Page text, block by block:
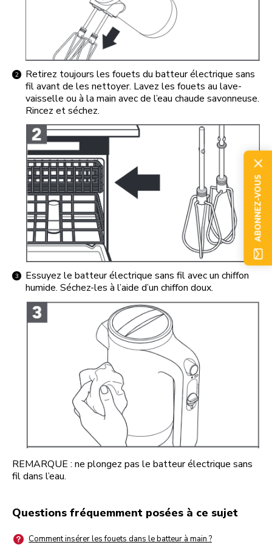
Retirez toujours les fouets du batteur électrique sans
fil avant de les nettoyer. Lavez les fouets au lave-
vaisselle ou à la main avec de l’eau chaude savonneuse.
Rincez et séchez.
Essuyez le batteur électrique sans fil avec un chiffon
humide. Séchez-les à l’aide d’un chiffon doux.
REMARQUE : ne plongez pas le batteur électrique sans
fil dans l’eau.
Questions fréquemment posées à ce sujet
Comment insérer les fouets dans le batteur à main ?
ABONNEZ-VOUS